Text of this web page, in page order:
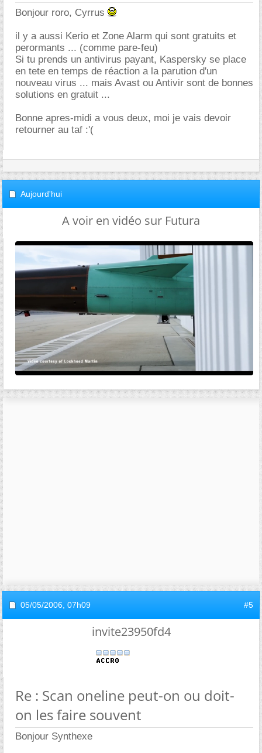
Bonjour roro, Cyrrus
il y a aussi Kerio et Zone Alarm qui sont gratuits et
perormants ... (comme pare-feu)
Si tu prends un antivirus payant, Kaspersky se place
en tete en temps de réaction a la parution d'un
nouveau virus ... mais Avast ou Antivir sont de bonnes
solutions en gratuit ...
Bonne apres-midi a vous deux, moi je vais devoir
retourner au taf :'(
Aujourd'hui
A voir en vidéo sur Futura
05/05/2006, 07h09 #5
invite23950fd4
Re : Scan oneline peut-on ou doit-
on les faire souvent
Bonjour Synthexe